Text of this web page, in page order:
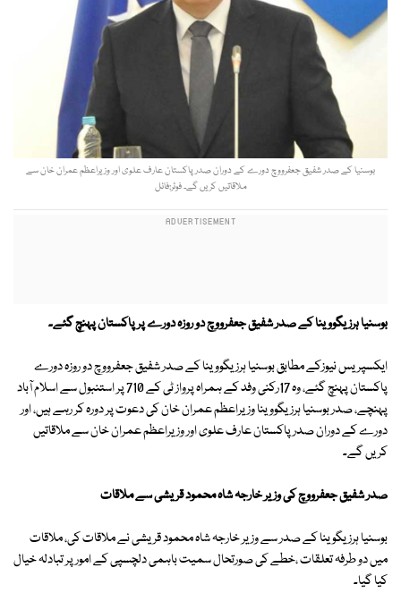
بوسنیا کے صدر شفیق جعفرووچ دورے کے دوران صدر پاکستان عارف علوی اور وزیراعظم عمران خان سے
ملاقاتیں کریں گے۔ فوٹر:فائل
بوسنیا ہرزیگووینا کے صدر شفیق جعفرووچ دو روزہ دورے پر پاکستان پہنچ گئے۔
ایکسپریس نیوزکے مطابق بوسنیا ہرزیگووینا کے صدر شفیق جعفرووچ دو روزہ دورے
پاکستان پہنچ گئے، وہ 17رکنی وفد کے ہمراہ پرواز ٹی کے 710 پر استنبول سے اسلام آباد
پہنچے، صدر بوسنیا ہرزیگووینا وزیراعظم عمران خان کی دعوت پر دورہ کر رہے ہیں، اور
دورے کے دوران صدر پاکستان عارف علوی اور وزیراعظم عمران خان سے ملاقاتیں
کریں گے۔
صدر شفیق جعفرووچ کی وزیر خارجہ شاہ محمود قریشی سے ملاقات
بوسنیا ہرزیگوینا کے صدر سے وزیر خارجہ شاہ محمود قریشی نے ملاقات کی، ملاقات
میں دو طرفہ تعلقات ،خطے کی صورتحال سمیت باہمی دلچسپی کے امور پر تبادلہ خیال
کیا گیا۔